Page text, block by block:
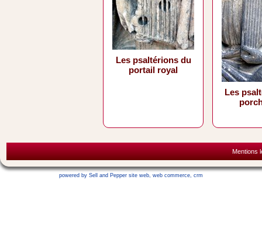
Les psaltérions du
portail royal
Les
Mentions
powered by Sell and Pepper site web, web commerce, crm